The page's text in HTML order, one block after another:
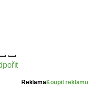
ReklamaKoupit reklamu